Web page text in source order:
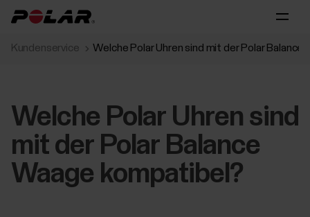
Kundenservice Welche Polar Uhren sind mit der Polar Balance
Welche Polar Uhren sind
mit der Polar Balance
Waage kompatibel?